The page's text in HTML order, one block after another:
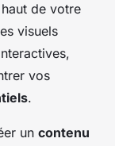
de votre
visuels
vos
.
un contenu